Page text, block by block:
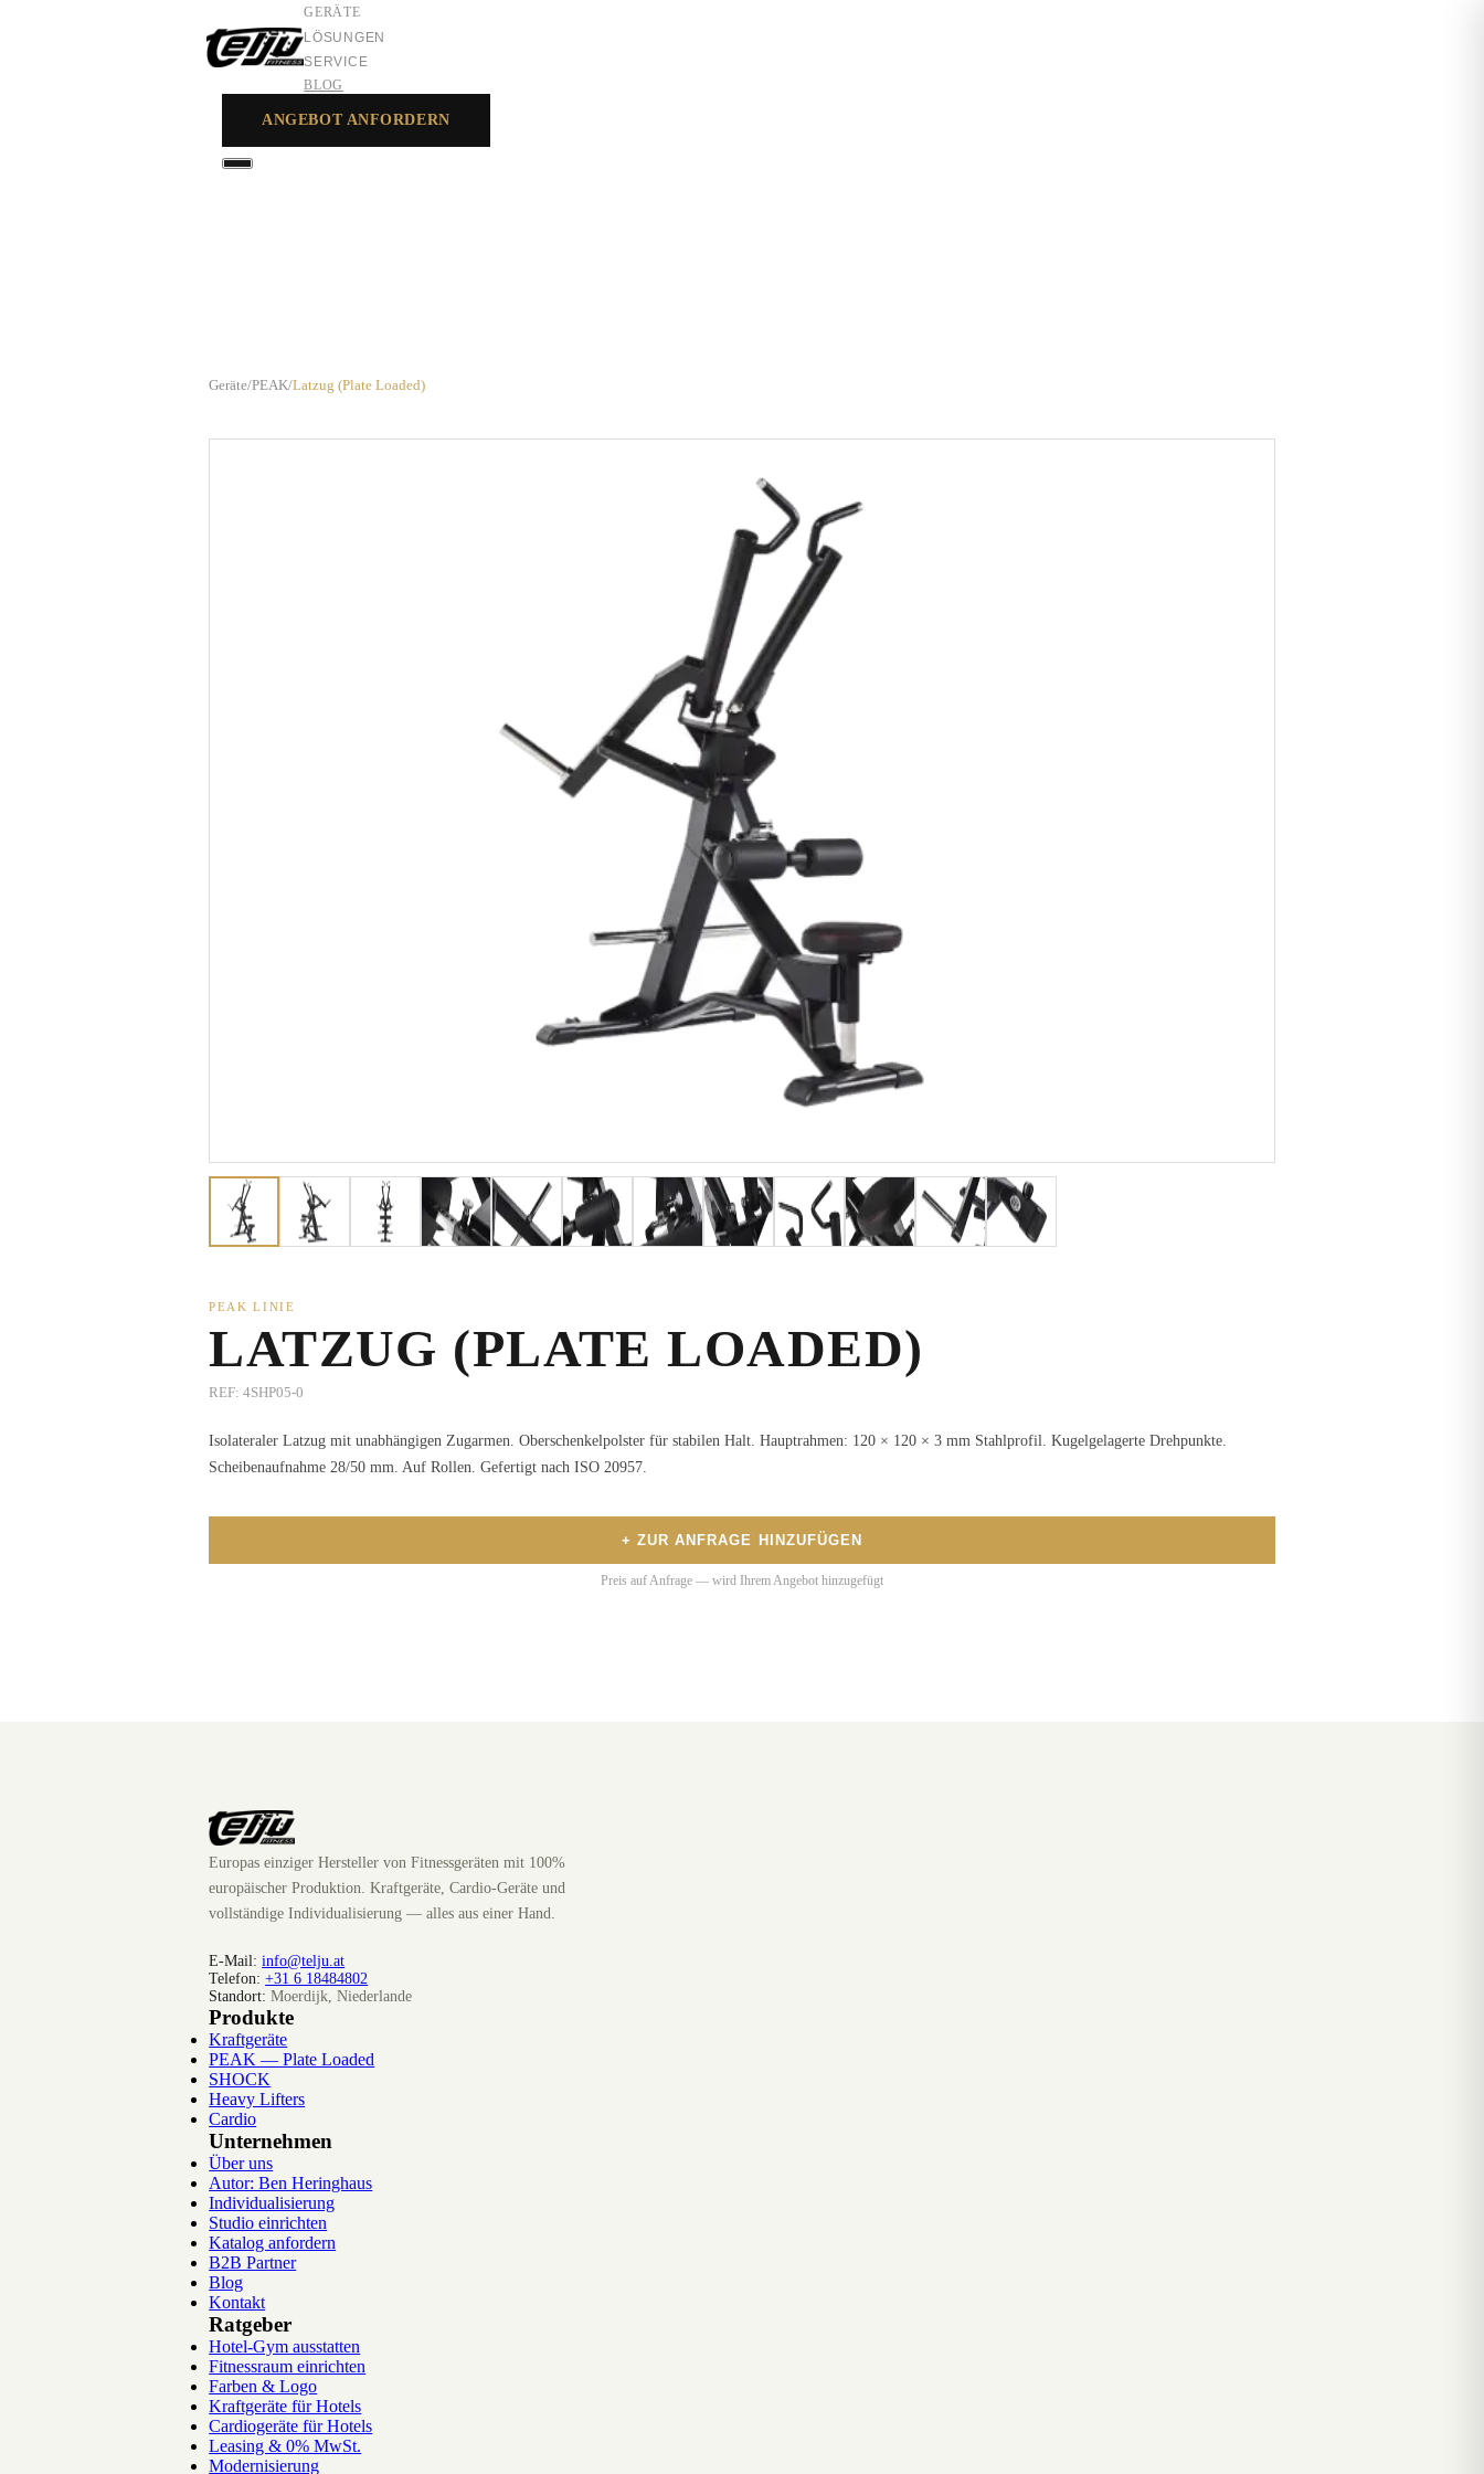
GERÄTE
LÖSUNGEN
SERVICE
BLOG
ANGEBOT ANFORDERN
Geräte/PEAK/Latzug (Plate Loaded)
PEAK LINIE
LATZUG (PLATE LOADED)
REF:4SHP05-0
Isolateraler Latzug mit unabhängigen Zugarmen. Oberschenkelpolster für stabilen Halt. Hauptrahmen: 120 × 120 × 3 mm Stahlprofil. Kugelgelagerte Drehpunkte.
Scheibenaufnahme 28/50 mm. Auf Rollen. Gefertigt nach ISO 20957.
+ ZUR ANFRAGE HINZUFÜGEN
Preis auf Anfrage — wird Ihrem Angebot hinzugefügt
Europas einziger Hersteller von Fitnessgeräten mit 100%
europäischer Produktion. Kraftgeräte, Cardio-Geräte und
vollständige Individualisierung — alles aus einer Hand.
E-Mail: info@telju.at
Telefon: +31 6 18484802
Standort: Moerdijk, Niederlande
Produkte
Kraftgeräte
PEAK — Plate Loaded
SHOCK
Heavy Lifters
Cardio
Unternehmen
Über uns
Autor: Ben Heringhaus
Individualisierung
Studio einrichten
Katalog anfordern
B2B Partner
Blog
Kontakt
Ratgeber
Hotel-Gym ausstatten
Fitnessraum einrichten
Farben & Logo
Kraftgeräte für Hotels
Cardiogeräte für Hotels
Leasing & 0% MwSt.
Modernisierung